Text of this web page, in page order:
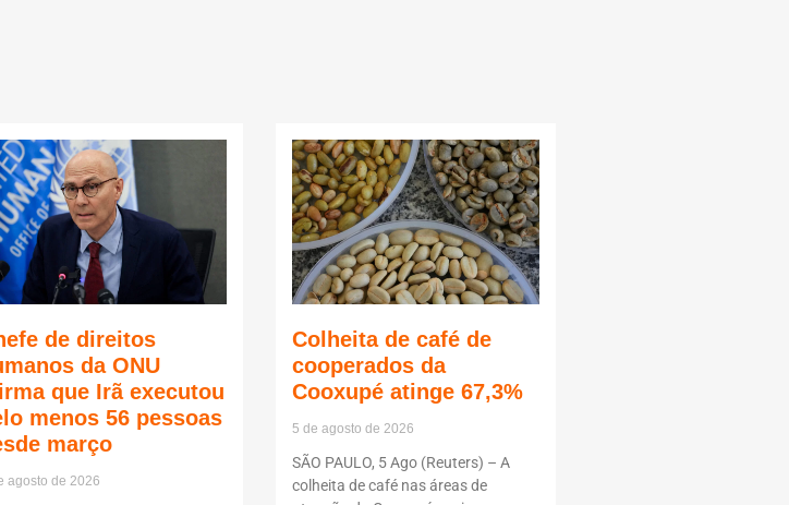
de direitos
da ONU
que Irã executou
menos 56 pessoas
março
agosto de 2026
Colheita de café de
cooperados da
Cooxupé atinge 67,3%
5 de agosto de 2026
SÃO PAULO, 5 Ago (Reuters) – A
colheita de café nas áreas de